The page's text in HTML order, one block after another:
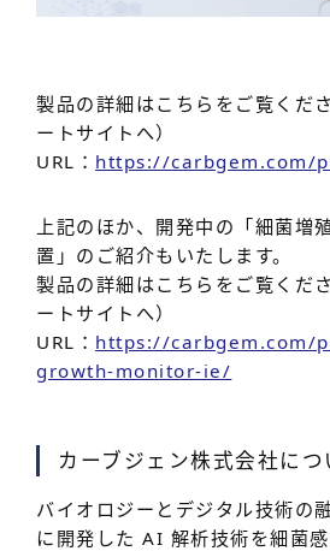
製品の詳細はこちらをご覧くだ
ートサイトへ）
URL： https://carbgem.com/
上記のほか、開発中の「細菌増
置」のご紹介もいたします。
製品の詳細はこちらをご覧くだ
ートサイトへ）
URL： https://carbgem.com/
growth-monitor-ie/
カーブジェン株式会社につ
バイオロジーとデジタル技術の
に開発した AI 解析技術を細菌